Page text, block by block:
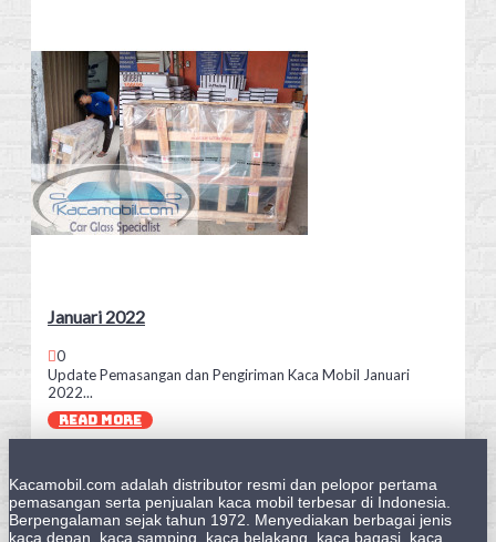
Januari 2022
0
Update Pemasangan dan Pengiriman Kaca Mobil Januari
2022...
READ MORE
Kacamobil.com adalah distributor resmi dan pelopor pertama
pemasangan serta penjualan kaca mobil terbesar di Indonesia.
Berpengalaman sejak tahun 1972. Menyediakan berbagai jenis
kaca depan, kaca samping, kaca belakang, kaca bagasi, kaca